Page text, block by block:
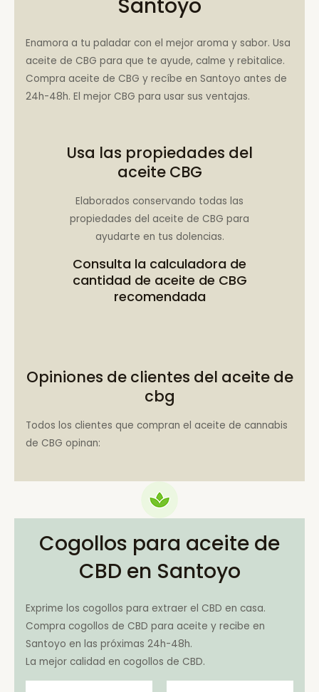
Santoyo
Enamora a tu paladar con el mejor aroma y sabor. Usa
aceite de CBG para que te ayude, calme y rebitalice.
Compra aceite de CBG y recíbe en Santoyo antes de
24h-48h. El mejor CBG para usar sus ventajas.
Usa las propiedades del
aceite CBG
Elaborados conservando todas las
propiedades del aceite de CBG para
ayudarte en tus dolencias.
Consulta la calculadora de
cantidad de aceite de CBG
recomendada
Opiniones de clientes del aceite de
cbg
Todos los clientes que compran el aceite de cannabis
de CBG opinan:
Cogollos para aceite de
CBD en Santoyo
Exprime los cogollos para extraer el CBD en casa.
Compra cogollos de CBD para aceite y recibe en
Santoyo en las próximas 24h-48h.
La mejor calidad en cogollos de CBD.